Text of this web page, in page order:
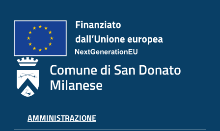
Comune di San Donato
Milanese
AMMINISTRAZIONE